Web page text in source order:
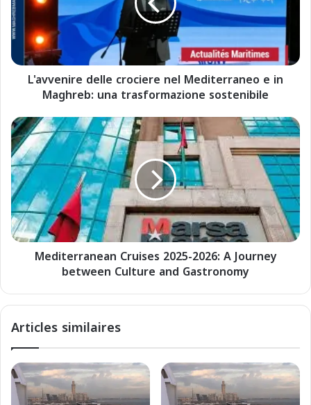
v
e
n
r
l
l
e
c
r
o
c
i
e
e
M
d
i
L'avvenire delle crociere nel Mediterraneo e in
Maghreb: una trasformazione sostenibile
M
e
d
i
t
e
r
r
a
n
r
u
s
e
Mediterranean Cruises 2025-2026: A Journey
between Culture and Gastronomy
Articles similaires